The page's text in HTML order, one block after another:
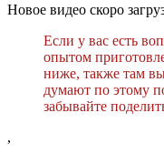
Новое видео скоро
Если у вас есть
опытом
ниже, также там
думают по этому
забывайте
,